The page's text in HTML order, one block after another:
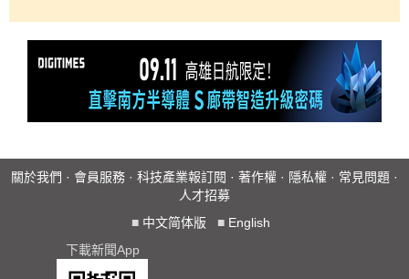
關於我們 · 會員服務 · 科技產業報訂閱 · 著作權 · 隱私權 · 常見問題 ·
人才招募
■ 中文简体版 ■ English
下載新聞App